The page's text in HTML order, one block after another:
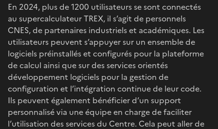
En 2024, plus de 1200 utilisateurs se sont connectés
au supercalculateur TREX, il s’agit de personnels
CNES, de partenaires industriels et académiques. Les
utilisateurs peuvent s’appuyer sur un ensemble de
logiciels préinstallés et configurés pour la plateforme
de calcul ainsi que sur des services orientés
développement logiciels pour la gestion de
configuration et l’intégration continue de leur code.
Ils peuvent également bénéficier d’un support
personnalisé via une équipe en charge de faciliter
l’utilisation des services du Centre. Cela peut aller de